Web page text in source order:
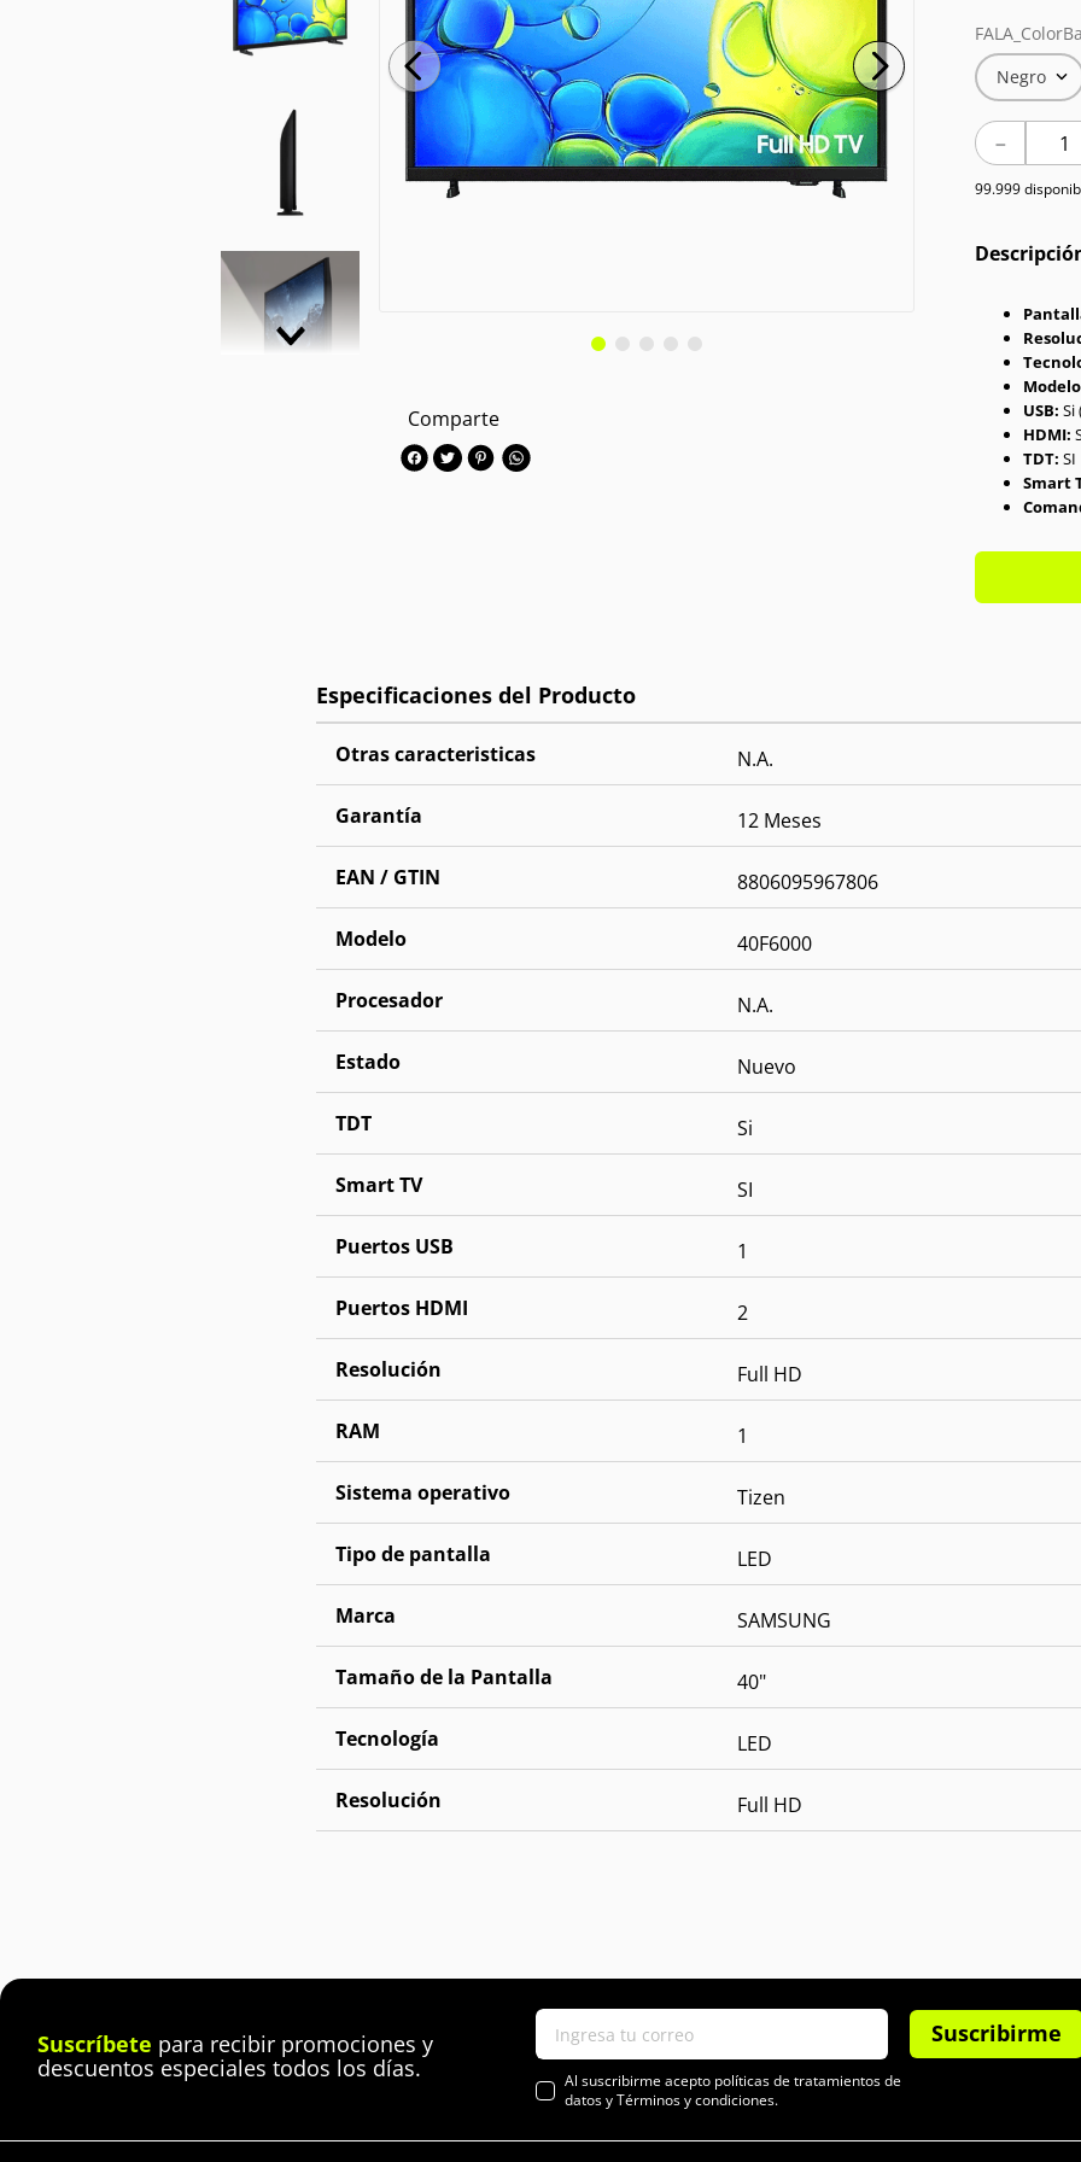
Comparte
Negro
－
99.999
USB: Si
HDMI:
TDT: SI
Smart
Otras caracteristicas N.A.
Garantía 12 Meses
EAN / GTIN 8806095967806
Modelo 40F6000
Procesador N.A.
Estado Nuevo
TDT Si
Smart TV SI
Puertos USB 1
Puertos HDMI 2
Resolución Full HD
RAM 1
Sistema operativo Tizen
Tipo de pantalla LED
Marca SAMSUNG
Tamaño de la Pantalla 40"
Tecnología LED
Resolución Full HD
Suscríbete para recibir promociones y
descuentos especiales todos los días.
Suscribirme
Al suscribirme acepto políticas de tratamientos de
datos y Términos y condiciones.